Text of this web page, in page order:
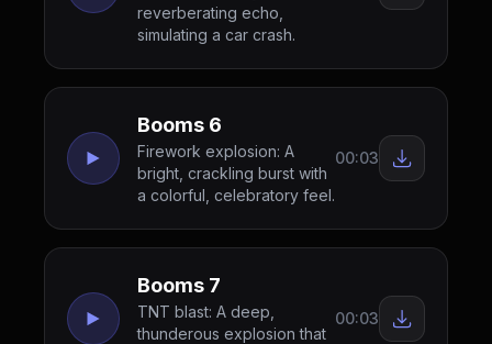
reverberating echo,
simulating a car crash.
Booms 6
Firework explosion: A
bright, crackling burst with
a colorful, celebratory feel.
00:03
Booms 7
TNT blast: A deep,
thunderous explosion that
00:03